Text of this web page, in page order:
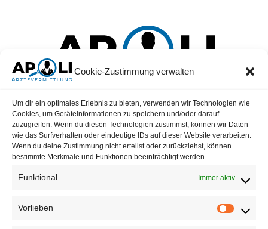
Cookie-Zustimmung verwalten
Um dir ein optimales Erlebnis zu bieten, verwenden wir Technologien wie
Cookies, um Geräteinformationen zu speichern und/oder darauf
zuzugreifen. Wenn du diesen Technologien zustimmst, können wir Daten
wie das Surfverhalten oder eindeutige IDs auf dieser Website verarbeiten.
Wenn du deine Zustimmung nicht erteilst oder zurückziehst, können
bestimmte Merkmale und Funktionen beeinträchtigt werden.
Funktional Immer aktiv
Vorlieben
a positive life
Verbessern Sie Ihre Lebensqualität mitApoli Ärztevermittlung!Hier
vereinen wirMedizinerundKliniken, MVZ, Praxen,um das
Arbeitsleben vonÄrzten positiv zu beeinflussen. Apoli – wo Herz und
Berufung Hand in Hand gehen.